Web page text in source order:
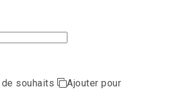
souhaits
Ajouter pour